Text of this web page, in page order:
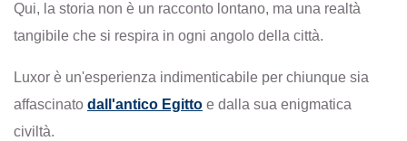
Qui, la storia non è un racconto lontano, ma una realtà
tangibile che si respira in ogni angolo della città.
Luxor è un'esperienza indimenticabile per chiunque sia
affascinato dall'antico Egitto e dalla sua enigmatica
civiltà.